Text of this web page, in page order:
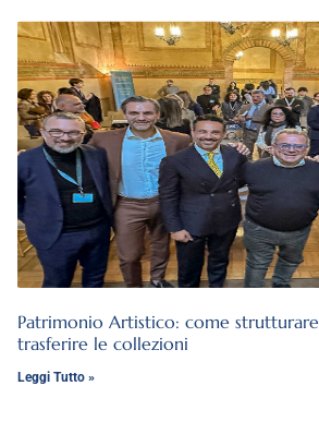
Patrimonio Artistico: come
trasferire le collezioni
Leggi Tutto »